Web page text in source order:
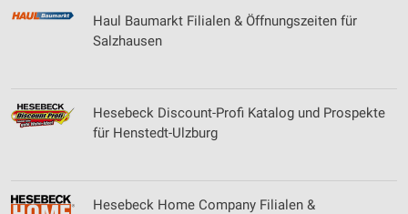
Haul Baumarkt Filialen & Öffnungszeiten für
Salzhausen
Hesebeck Discount-Profi Katalog und Prospekte
für Henstedt-Ulzburg
Hesebeck Home Company Filialen &